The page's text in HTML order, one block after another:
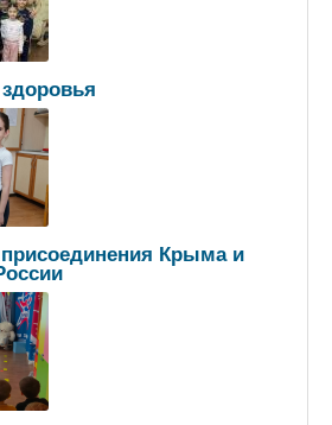
Крыма и